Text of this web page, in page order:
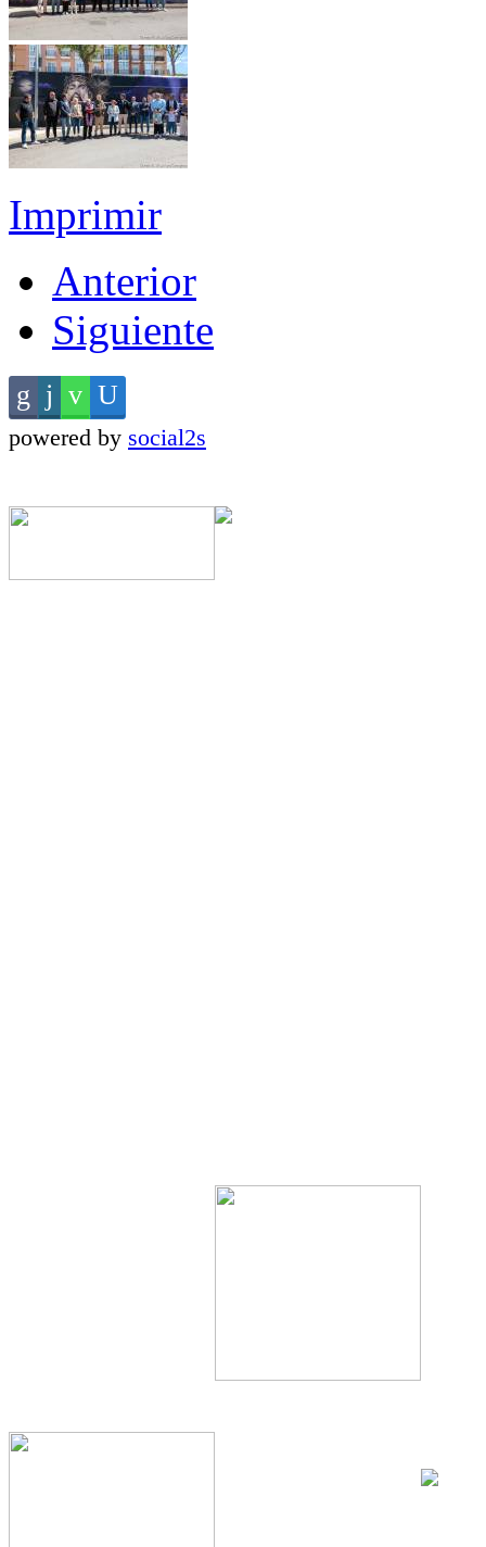
Imprimir
Anterior
Siguiente
powered by social2s